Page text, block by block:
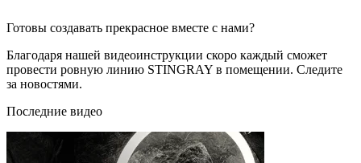
Готовы создавать прекрасное вместе с нами?
Благодаря нашей видеоинструкции скоро каждый сможет
провести ровную линию STINGRAY в помещении. Следите
за новостями.
Последние видео